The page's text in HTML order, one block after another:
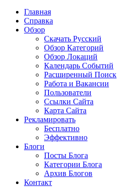
Главная
Справка
Обзор
Скачать Русский
Обзор Категорий
Обзор Локаций
Календарь Событий
Расширенный Поиск
Работа и Вакансии
Пользователи
Ссылки Сайта
Карта Сайта
Рекламировать
Бесплатно
Эффективно
Блоги
Посты Блога
Категории Блога
Архив Блогов
Контакт